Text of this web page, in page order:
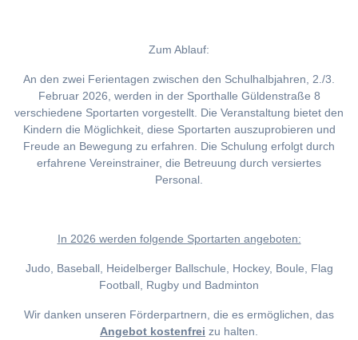
Zum Ablauf:
An den zwei Ferientagen zwischen den Schulhalbjahren, 2./3.
Februar 2026, werden in der Sporthalle Güldenstraße 8
verschiedene Sportarten vorgestellt. Die Veranstaltung bietet den
Kindern die Möglichkeit, diese Sportarten auszuprobieren und
Freude an Bewegung zu erfahren. Die Schulung erfolgt durch
erfahrene Vereinstrainer, die Betreuung durch versiertes
Personal.
In 2026 werden folgende Sportarten angeboten:
Judo, Baseball, Heidelberger Ballschule, Hockey, Boule, Flag
Football, Rugby und Badminton
Wir danken unseren Förderpartnern, die es ermöglichen, das
Angebot kostenfrei zu halten.